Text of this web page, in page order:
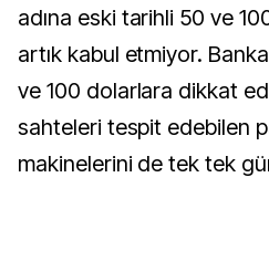
adına eski tarihli 50 ve
artık kabul etmiyor.
ve 100 dolarlara dikkat
sahteleri tespit edebilen
makinelerini de tek tek